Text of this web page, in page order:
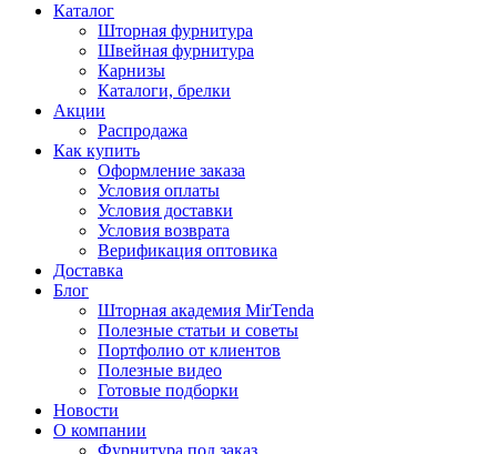
Каталог
Шторная фурнитура
Швейная фурнитура
Карнизы
Каталоги, брелки
Акции
Распродажа
Как купить
Оформление заказа
Условия оплаты
Условия доставки
Условия возврата
Верификация оптовика
Доставка
Блог
Шторная академия MirTenda
Полезные статьи и советы
Портфолио от клиентов
Полезные видео
Готовые подборки
Новости
О компании
Фурнитура под заказ